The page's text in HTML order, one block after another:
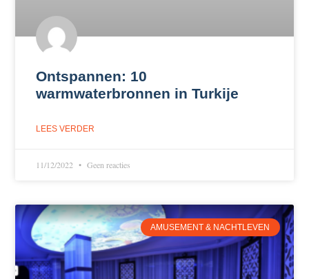
Ontspannen: 10
warmwaterbronnen in Turkije
LEES VERDER
11/12/2022 Geen reacties
AMUSEMENT & NACHTLEVEN